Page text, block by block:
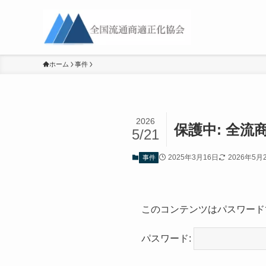
ホーム 事件
保護中: 全流
2026
5/21
事件 2025年3月16日 2026年5月
このコンテンツはパスワー
パスワード: